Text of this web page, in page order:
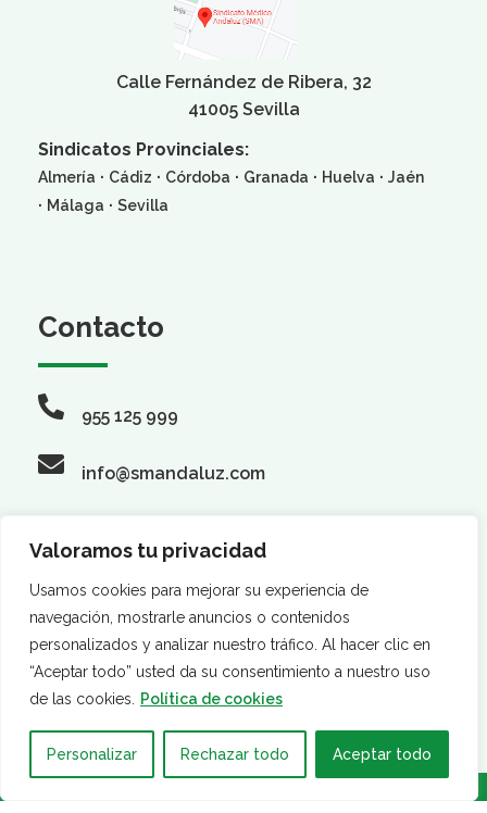
Valoramos tu privacidad
Usamos cookies para mejorar su experiencia de
navegación, mostrarle anuncios o contenidos
personalizados y analizar nuestro tráfico. Al hacer clic en
“Aceptar todo” usted da su consentimiento a nuestro uso
de las cookies.
Política de cookies
Personalizar Rechazar todo Aceptar todo
Calle Fernández de Ribera, 32
41005 Sevilla
Sindicatos Provinciales:
Almería · Cádiz · Córdoba · Granada · Huelva · Jaén
· Málaga · Sevilla
Contacto
955 125 999
info@smandaluz.com
Síguenos